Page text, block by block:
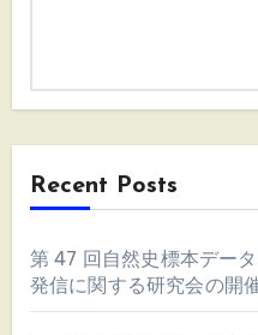
Recent Posts
第 47 回自然史標本デー
発信に関する研究会の開